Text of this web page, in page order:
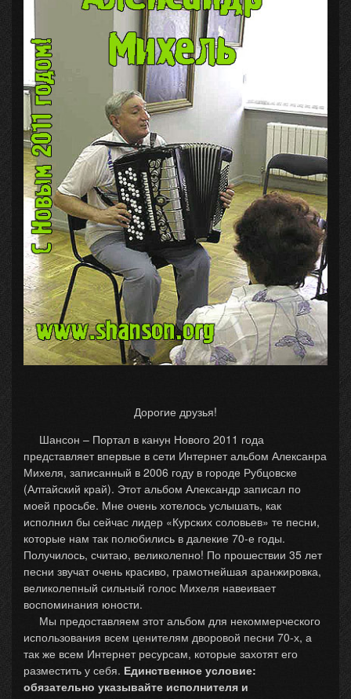
Дорогие друзья!
Шансон – Портал в канун Нового 2011 года
представляет впервые в сети Интернет альбом Алексанра
Михеля, записанный в 2006 году в городе Рубцовске
(Алтайский край). Этот альбом Александр записал по
моей просьбе. Мне очень хотелось услышать, как
исполнил бы сейчас лидер «Курских соловьев» те песни,
которые нам так полюбились в далекие 70-е годы.
Получилось, считаю, великолепно! По прошествии 35 лет
песни звучат очень красиво, грамотнейшая аранжировка,
великолепный сильный голос Михеля навеивает
воспоминания юности.
Мы предоставляем этот альбом для некоммерческого
использования всем ценителям дворовой песни 70-х, а
так же всем Интернет ресурсам, которые захотят его
разместить у себя. Единственное условие:
обязательно указывайте исполнителя и